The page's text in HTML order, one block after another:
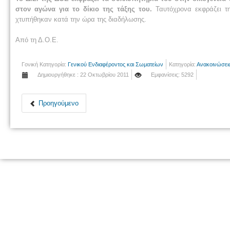
στον αγώνα για το δίκιο της τάξης του. Ταυτόχρονα
χτυπήθηκαν κατά την ώρα της διαδήλωσης.
Από τη Δ.Ο.Ε.
Γονική Κατηγορία: Γενικού Ενδιαφέροντος και Σωματείων Κατηγορία:
Δημιουργήθηκε : 22 Οκτωβρίου 2011
Εμφανίσεις: 5292
Προηγούμενο